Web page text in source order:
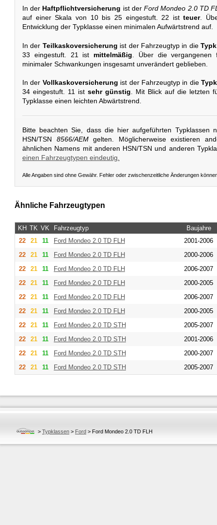
In der Haftpflichtversicherung ist derFord Mondeo 2.0 TD
auf einer Skala von 10 bis 25 eingestuft. 22 istteuer.
Entwicklung der Typklasse einen minimalen Aufwärtstrend auf.
In der Teilkaskoversicherung ist der Fahrzeugtyp in die
33 eingestuft. 21 ist mittelmäßig . Über die
minimaler Schwankungen insgesamt unverändert geblieben.
In der Vollkaskoversicherung ist der Fahrzeugtyp in die
34 eingestuft. 11 ist sehr günstig. Mit Blick auf die letzten
Typklasse einen leichten Abwärtstrend.
Bitte beachten Sie, dass die hier aufgeführten Typklassen
HSN/TSN 8566/AEMgelten. Möglicherweise existieren
ähnlichen Namens mit anderen HSN/TSN und anderen
einen Fahrzeugtypen eindeutig.
Alle Angaben sind ohne Gewähr. Fehler oder zwischenzeitliche Änderungen
Ähnliche Fahrzeugtypen
KH TK VK Fahrzeugtyp
Baujahre
22
21 11 Ford Mondeo 2.0 TD FLH
2001-2006
22
21 11 Ford Mondeo 2.0 TD FLH
2000-2006
22
21 11 Ford Mondeo 2.0 TD FLH
2006-2007
22
21 11 Ford Mondeo 2.0 TD FLH
2000-2005
22
21 11 Ford Mondeo 2.0 TD FLH
2006-2007
22
21 11 Ford Mondeo 2.0 TD FLH
2000-2005
22
21 11 Ford Mondeo 2.0 TD STH
2005-2007
22
21 11 Ford Mondeo 2.0 TD STH
2001-2006
22
21 11 Ford Mondeo 2.0 TD STH
2000-2007
22
21 11 Ford Mondeo 2.0 TD STH 2005-2007
> Typklassen > Ford > Ford Mondeo 2.0 TD FLH